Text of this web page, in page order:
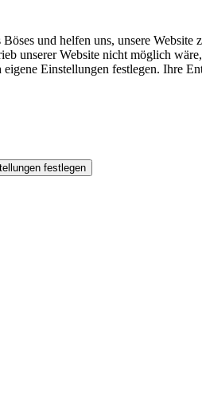
und helfen uns, unsere Website
unserer Website nicht möglich
Einstellungen festlegen. Ihre
festlegen